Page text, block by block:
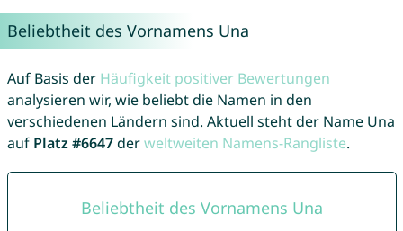
Beliebtheit des Vornamens Una
Auf Basis der Häufigkeit positiver Bewertungen
analysieren wir, wie beliebt die Namen in den
verschiedenen Ländern sind. Aktuell steht der Name Una
auf Platz #6647derweltweiten Namens-Rangliste.